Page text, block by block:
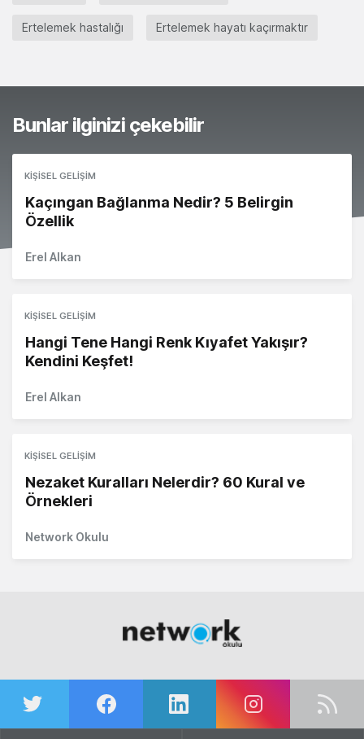
Ertelemek hastalığı Ertelemek hayatı kaçırmaktır
Bunlar ilginizi çekebilir
KIŞISEL GELIŞIM
Kaçıngan Bağlanma Nedir? 5 Belirgin
Özellik
Erel Alkan
KIŞISEL GELIŞIM
Hangi Tene Hangi Renk Kıyafet Yakışır?
Kendini Keşfet!
Erel Alkan
KIŞISEL GELIŞIM
Nezaket Kuralları Nelerdir? 60 Kural ve
Örnekleri
Network Okulu